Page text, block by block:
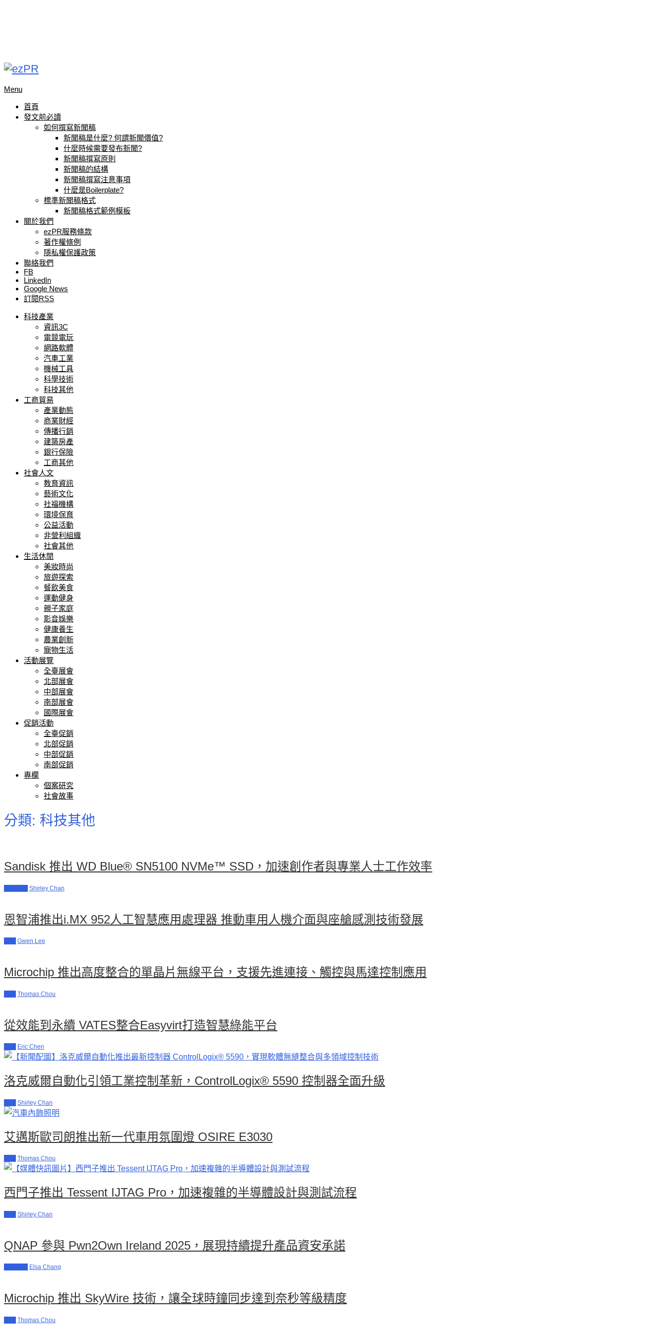
Menu
首頁
發文前必讀
如何撰寫新聞稿
新聞稿是什麼? 何謂新聞價值?
什麼時候需要發布新聞?
新聞稿撰寫原則
新聞稿的結構
新聞稿撰寫注意事項
什麼是Boilerplate?
標準新聞稿格式
新聞稿格式範例模板
關於我們
ezPR服務條款
著作權條例
隱私權保護政策
聯絡我們
FB
LinkedIn
Google News
訂閱RSS
科技產業
資訊3C
電競電玩
網路軟體
汽車工業
機械工具
科學技術
科技其他
工商貿易
產業動態
商業財經
傳播行銷
建築房產
銀行保險
工商其他
社會人文
教育資訊
藝術文化
社福機構
環境保育
公益活動
非營利組織
社會其他
生活休閒
美妝時尚
旅遊探索
餐飲美食
運動健身
親子家庭
影音娛樂
健康養生
農業創新
寵物生活
活動展覽
全臺展會
北部展會
中部展會
南部展會
國際展會
促銷活動
全臺促銷
北部促銷
中部促銷
南部促銷
專欄
個案研究
社會故事
分類: 科技其他
Sandisk 推出 WD Blue® SN5100 NVMe™ SSD，加速創作者與專業人士工作效率
Shirley Chan
恩智浦推出i.MX 952人工智慧應用處理器 推動車用人機介面與座艙感測技術發展
Gwen Lee
Microchip 推出高度整合的單晶片無線平台，支援先進連接、觸控與馬達控制應用
Thomas Chou
從效能到永續 VATES整合Easyvirt打造智慧綠能平台
Eric Chen
洛克威爾自動化引領工業控制革新，ControlLogix® 5590 控制器全面升級
Shirley Chan
艾邁斯歐司朗推出新一代車用氛圍燈 OSIRE E3030
Thomas Chou
西門子推出 Tessent IJTAG Pro，加速複雜的半導體設計與測試流程
Shirley Chan
QNAP 參與 Pwn2Own Ireland 2025，展現持續提升產品資安承諾
Elsa Chang
Microchip 推出 SkyWire 技術，讓全球時鐘同步達到奈秒等級精度
Thomas Chou